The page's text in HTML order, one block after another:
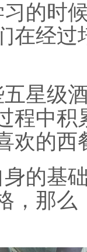
的时
在经
星级
程中
欢的西
的基
，那